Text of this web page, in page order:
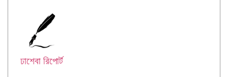
ঢাশেবা রিপোর্ট